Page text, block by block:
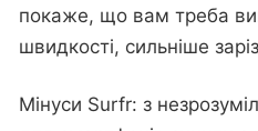
покаже, що вам треба
швидкості, сильніше
Мінуси Surfr: з